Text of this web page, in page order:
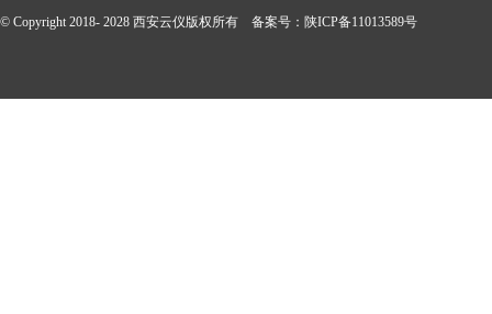
© Copyright 2018- 2028 西安云仪版权所有 备案号：陕ICP备11013589号